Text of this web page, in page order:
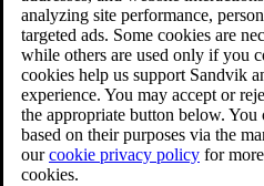
analyzing site performance,
targeted ads. Some cookies are
while others are used only if you
cookies help us support Sandvik
experience. You may accept or
the appropriate button below. You
based on their purposes via the
ourcookie privacy policy for
cookies.